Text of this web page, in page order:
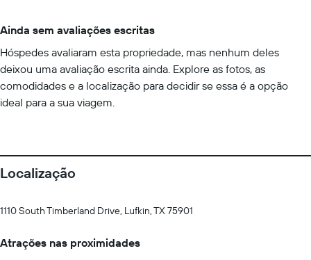
Ainda sem avaliações escritas
Hóspedes avaliaram esta propriedade, mas nenhum deles
deixou uma avaliação escrita ainda. Explore as fotos, as
comodidades e a localização para decidir se essa é a opção
ideal para a sua viagem.
Localização
1110 South Timberland Drive, Lufkin, TX 75901
Atrações nas proximidades